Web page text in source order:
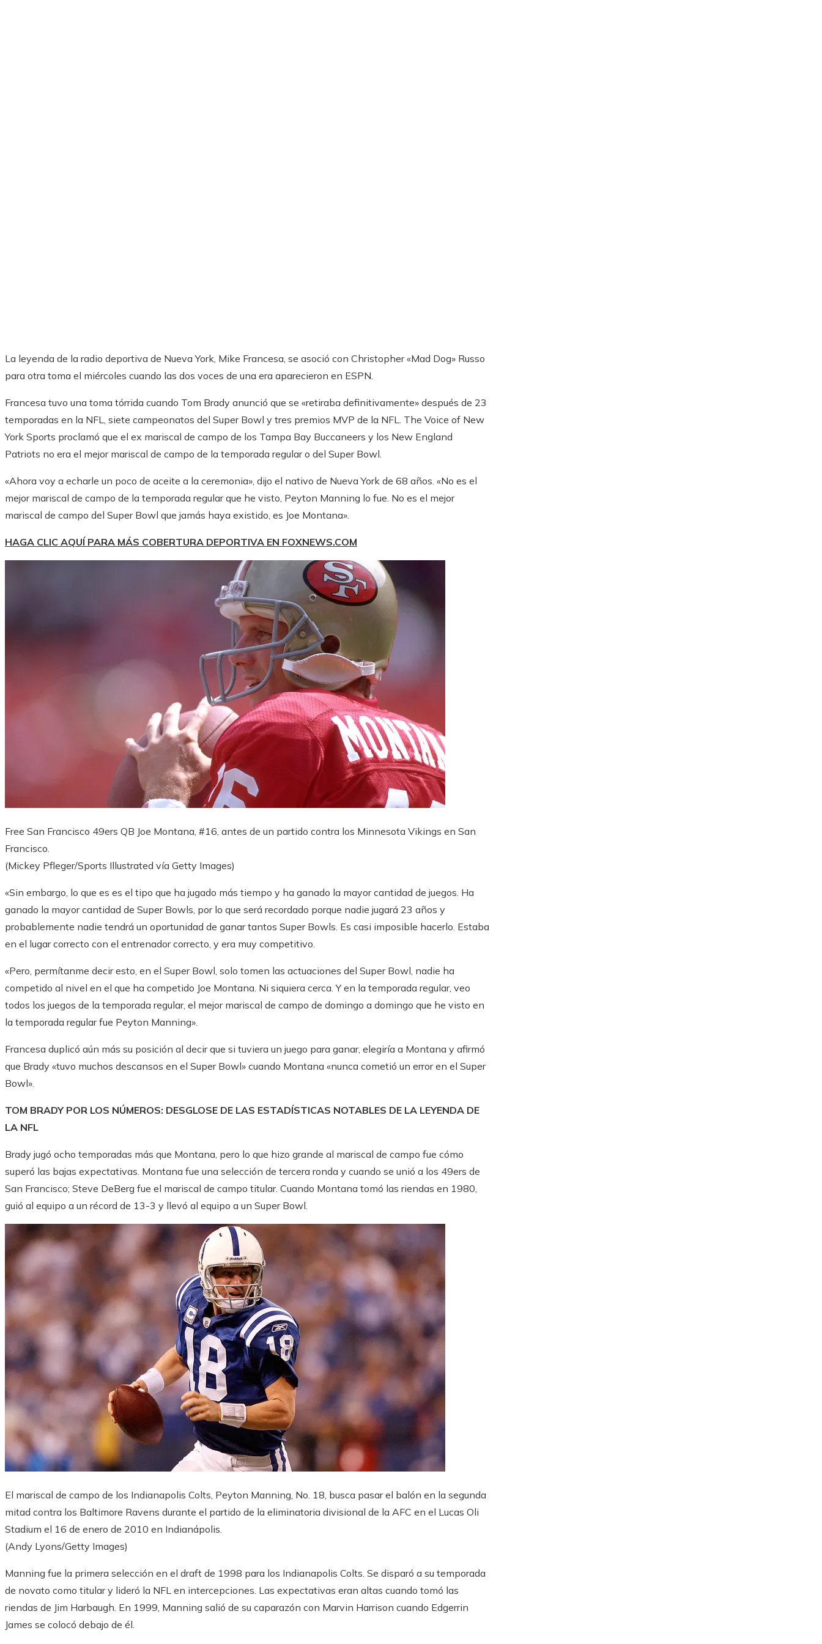
La leyenda de la radio deportiva de Nueva York, Mike Francesa, se asoció con Christopher «Mad Dog» Russo
para otra toma el miércoles cuando las dos voces de una era aparecieron en ESPN.
Francesa tuvo una toma tórrida cuando Tom Brady anunció que se «retiraba definitivamente» después de 23
temporadas en la NFL, siete campeonatos del Super Bowl y tres premios MVP de la NFL. The Voice of New
York Sports proclamó que el ex mariscal de campo de los Tampa Bay Buccaneers y los New England
Patriots no era el mejor mariscal de campo de la temporada regular o del Super Bowl.
«Ahora voy a echarle un poco de aceite a la ceremonia», dijo el nativo de Nueva York de 68 años. «No es el
mejor mariscal de campo de la temporada regular que he visto, Peyton Manning lo fue. No es el mejor
mariscal de campo del Super Bowl que jamás haya existido, es Joe Montana».
HAGA CLIC AQUÍ PARA MÁS COBERTURA DEPORTIVA EN FOXNEWS.COM
Free San Francisco 49ers QB Joe Montana, #16, antes de un partido contra los Minnesota Vikings en San
Francisco.
(Mickey Pfleger/Sports Illustrated vía Getty Images)
«Sin embargo, lo que es es el tipo que ha jugado más tiempo y ha ganado la mayor cantidad de juegos. Ha
ganado la mayor cantidad de Super Bowls, por lo que será recordado porque nadie jugará 23 años y
probablemente nadie tendrá un oportunidad de ganar tantos Super Bowls. Es casi imposible hacerlo. Estaba
en el lugar correcto con el entrenador correcto, y era muy competitivo.
«Pero, permítanme decir esto, en el Super Bowl, solo tomen las actuaciones del Super Bowl, nadie ha
competido al nivel en el que ha competido Joe Montana. Ni siquiera cerca. Y en la temporada regular, veo
todos los juegos de la temporada regular, el mejor mariscal de campo de domingo a domingo que he visto en
la temporada regular fue Peyton Manning».
Francesa duplicó aún más su posición al decir que si tuviera un juego para ganar, elegiría a Montana y afirmó
que Brady «tuvo muchos descansos en el Super Bowl» cuando Montana «nunca cometió un error en el Super
Bowl».
TOM BRADY POR LOS NÚMEROS: DESGLOSE DE LAS ESTADÍSTICAS NOTABLES DE LA LEYENDA DE
LA NFL
Brady jugó ocho temporadas más que Montana, pero lo que hizo grande al mariscal de campo fue cómo
superó las bajas expectativas. Montana fue una selección de tercera ronda y cuando se unió a los 49ers de
San Francisco; Steve DeBerg fue el mariscal de campo titular. Cuando Montana tomó las riendas en 1980,
guió al equipo a un récord de 13-3 y llevó al equipo a un Super Bowl.
El mariscal de campo de los Indianapolis Colts, Peyton Manning, No. 18, busca pasar el balón en la segunda
mitad contra los Baltimore Ravens durante el partido de la eliminatoria divisional de la AFC en el Lucas Oli
Stadium el 16 de enero de 2010 en Indianápolis.
(Andy Lyons/Getty Images)
Manning fue la primera selección en el draft de 1998 para los Indianapolis Colts. Se disparó a su temporada
de novato como titular y lideró la NFL en intercepciones. Las expectativas eran altas cuando tomó las
riendas de Jim Harbaugh. En 1999, Manning salió de su caparazón con Marvin Harrison cuando Edgerrin
James se colocó debajo de él.